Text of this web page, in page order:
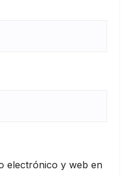
electrónico y web en